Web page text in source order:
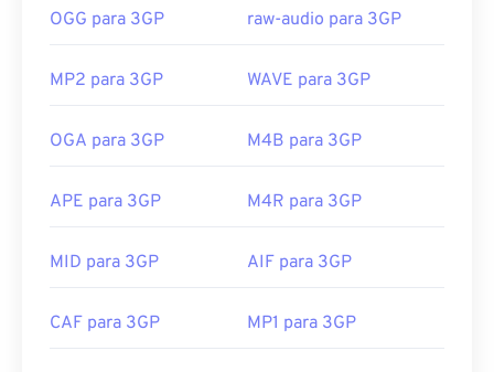
OGG para 3GP raw-audio para 3GP
MP2 para 3GP WAVE para 3GP
OGA para 3GP M4B para 3GP
APE para 3GP M4R para 3GP
MID para 3GP AIF para 3GP
CAF para 3GP MP1 para 3GP